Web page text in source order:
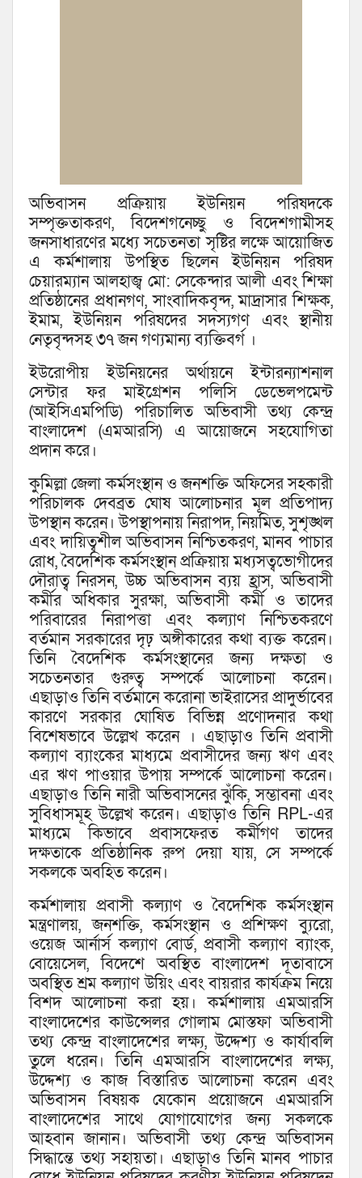
অভিবাসন প্রক্রিয়ায় ইউনিয়ন পরিষদকে
সম্পৃক্ততাকরণ, বিদেশগনেচ্ছু ও বিদেশগামীসহ
জনসাধারণের মধ্যে সচেতনতা সৃষ্টির লক্ষে আয়োজিত
এ কর্মশালায় উপস্থিত ছিলেন ইউনিয়ন পরিষদ
চেয়ারম্যান আলহাজ্ব মো: সেকেন্দার আলী এবং শিক্ষা
প্রতিষ্ঠানের প্রধানগণ, সাংবাদিকবৃন্দ, মাদ্রাসার শিক্ষক,
ইমাম, ইউনিয়ন পরিষদের সদস্যগণ এবং স্থানীয়
নেতৃবৃন্দসহ ৩৭ জন গণ্যমান্য ব্যক্তিবর্গ ।
ইউরোপীয় ইউনিয়নের অর্থায়নে ইন্টারন্যাশনাল
সেন্টার ফর মাইগ্রেশন পলিসি ডেভেলপমেন্ট
(আইসিএমপিডি) পরিচালিত অভিবাসী তথ্য কেন্দ্র
বাংলাদেশ (এমআরসি) এ আয়োজনে সহযোগিতা
প্রদান করে।
কুমিল্লা জেলা কর্মসংস্থান ও জনশক্তি অফিসের সহকারী
পরিচালক দেবব্রত ঘোষ আলোচনার মূল প্রতিপাদ্য
উপস্থান করেন। উপস্থাপনায় নিরাপদ, নিয়মিত, সুশৃঙ্খল
এবং দায়িত্বশীল অভিবাসন নিশ্চিতকরণ, মানব পাচার
রোধ, বৈদেশিক কর্মসংস্থান প্রক্রিয়ায় মধ্যসত্বভোগীদের
দৌরাত্ব নিরসন, উচ্চ অভিবাসন ব্যয় হ্রাস, অভিবাসী
কর্মীর অধিকার সুরক্ষা, অভিবাসী কর্মী ও তাদের
পরিবারের নিরাপত্তা এবং কল্যাণ নিশ্চিতকরণে
বর্তমান সরকারের দৃঢ় অঙ্গীকারের কথা ব্যক্ত করেন।
তিনি বৈদেশিক কর্মসংস্থানের জন্য দক্ষতা ও
সচেতনতার গুরুত্ব সম্পর্কে আলোচনা করেন।
এছাড়াও তিনি বর্তমানে করোনা ভাইরাসের প্রাদুর্ভাবের
কারণে সরকার ঘোষিত বিভিন্ন প্রণোদনার কথা
বিশেষভাবে উল্লেখ করেন । এছাড়াও তিনি প্রবাসী
কল্যাণ ব্যাংকের মাধ্যমে প্রবাসীদের জন্য ঋণ এবং
এর ঋণ পাওয়ার উপায় সম্পর্কে আলোচনা করেন।
এছাড়াও তিনি নারী অভিবাসনের ঝুঁকি, সম্ভাবনা এবং
সুবিধাসমূহ উল্লেখ করেন। এছাড়াও তিনি RPL-এর
মাধ্যমে কিভাবে প্রবাসফেরত কর্মীগণ তাদের
দক্ষতাকে প্রতিষ্ঠানিক রুপ দেয়া যায়, সে সম্পর্কে
সকলকে অবহিত করেন।
কর্মশালায় প্রবাসী কল্যাণ ও বৈদেশিক কর্মসংস্থান
মন্ত্রণালয়, জনশক্তি, কর্মসংস্থান ও প্রশিক্ষণ ব্যুরো,
ওয়েজ আর্নার্স কল্যাণ বোর্ড, প্রবাসী কল্যাণ ব্যাংক,
বোয়েসেল, বিদেশে অবস্থিত বাংলাদেশ দূতাবাসে
অবস্থিত শ্রম কল্যাণ উয়িং এবং বায়রার কার্যক্রম নিয়ে
বিশদ আলোচনা করা হয়। কর্মশালায় এমআরসি
বাংলাদেশের কাউন্সেলর গোলাম মোস্তফা অভিবাসী
তথ্য কেন্দ্র বাংলাদেশের লক্ষ্য, উদ্দেশ্য ও কার্যাবলি
তুলে ধরেন। তিনি এমআরসি বাংলাদেশের লক্ষ্য,
উদ্দেশ্য ও কাজ বিস্তারিত আলোচনা করেন এবং
অভিবাসন বিষয়ক যেকোন প্রয়োজনে এমআরসি
বাংলাদেশের সাথে যোগাযোগের জন্য সকলকে
আহবান জানান। অভিবাসী তথ্য কেন্দ্র অভিবাসন
সিদ্ধান্তে তথ্য সহায়তা। এছাড়াও তিনি মানব পাচার